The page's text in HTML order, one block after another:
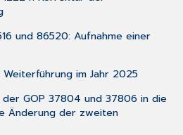
und 86520: Aufnahme einer
im Jahr 2025
der GOP 37804 und 37806 in die
Änderung der zweiten